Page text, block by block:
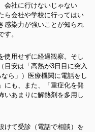
会社に行けないじゃない
ら会社や学校に行ってはい
感染力が強いことが知られ
。
使用せずに経過観察。そし
目安は「高熱が3日目に突入
ら」）医療機関に電話をし
にも、また、「重症化を発
いあまりに解熱剤を多用し
けて受診（電話で相談）を